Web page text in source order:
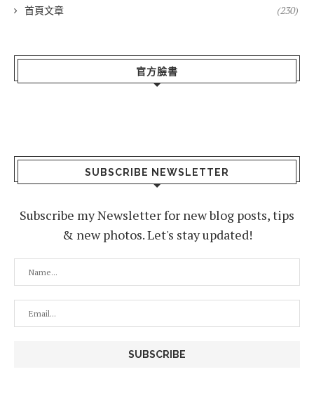
首頁文章 (230)
官方臉書
SUBSCRIBE NEWSLETTER
Subscribe my Newsletter for new blog posts, tips
& new photos. Let's stay updated!